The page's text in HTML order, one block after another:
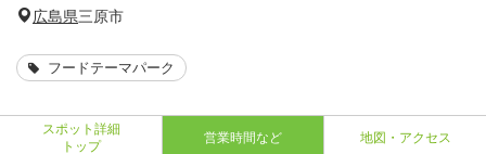
広島県三原市
フードテーマパーク
スポット詳細
トップ
営業時間など 地図・アクセス